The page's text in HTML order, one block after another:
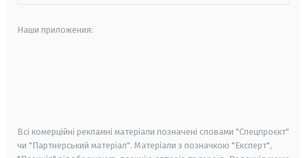
Наши приложения:
Всі комерційні рекламні матеріали позначені словами "Спецпроєкт"
чи "Партнерський матеріал". Матеріали з позначкою "Експерт",